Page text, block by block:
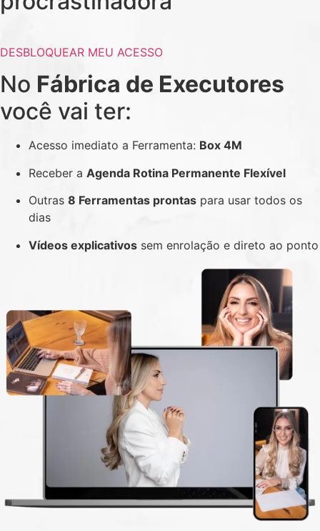
DESBLOQUEAR MEU ACESSO
No Fábrica de Executores
você vai ter:
Acesso imediato a Ferramenta: Box 4M
Receber a Agenda Rotina Permanente Flexível
Outras 8 Ferramentas prontas para usar todos os
dias
Vídeos explicativos sem enrolação e direto ao ponto